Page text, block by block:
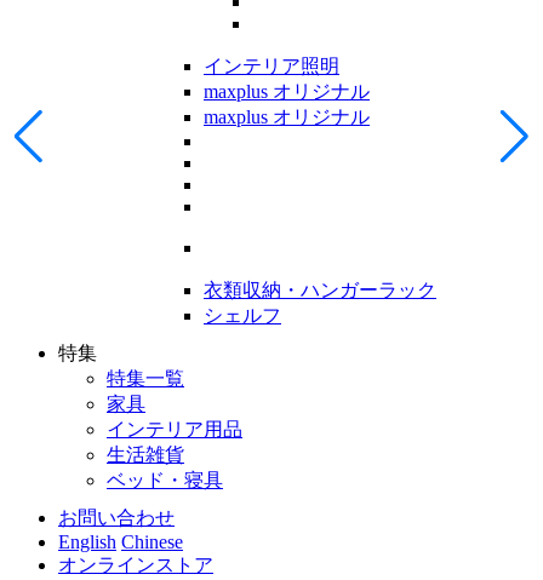
インテリア照明
maxplus オリジナル
maxplus オリジナル
衣類収納・ハンガーラック
シェルフ
特集
特集一覧
家具
インテリア用品
生活雑貨
ベッド・寝具
お問い合わせ
English Chinese
オンラインストア